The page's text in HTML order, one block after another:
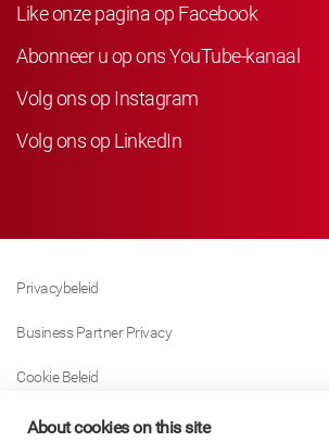
Like onze pagina op Facebook
Abonneer u op ons YouTube-kanaal
Volg ons op Instagram
Volg ons op LinkedIn
Privacybeleid
Business Partner Privacy
Cookie Beleid
Modern Slavery Act Policy
About cookies on this site